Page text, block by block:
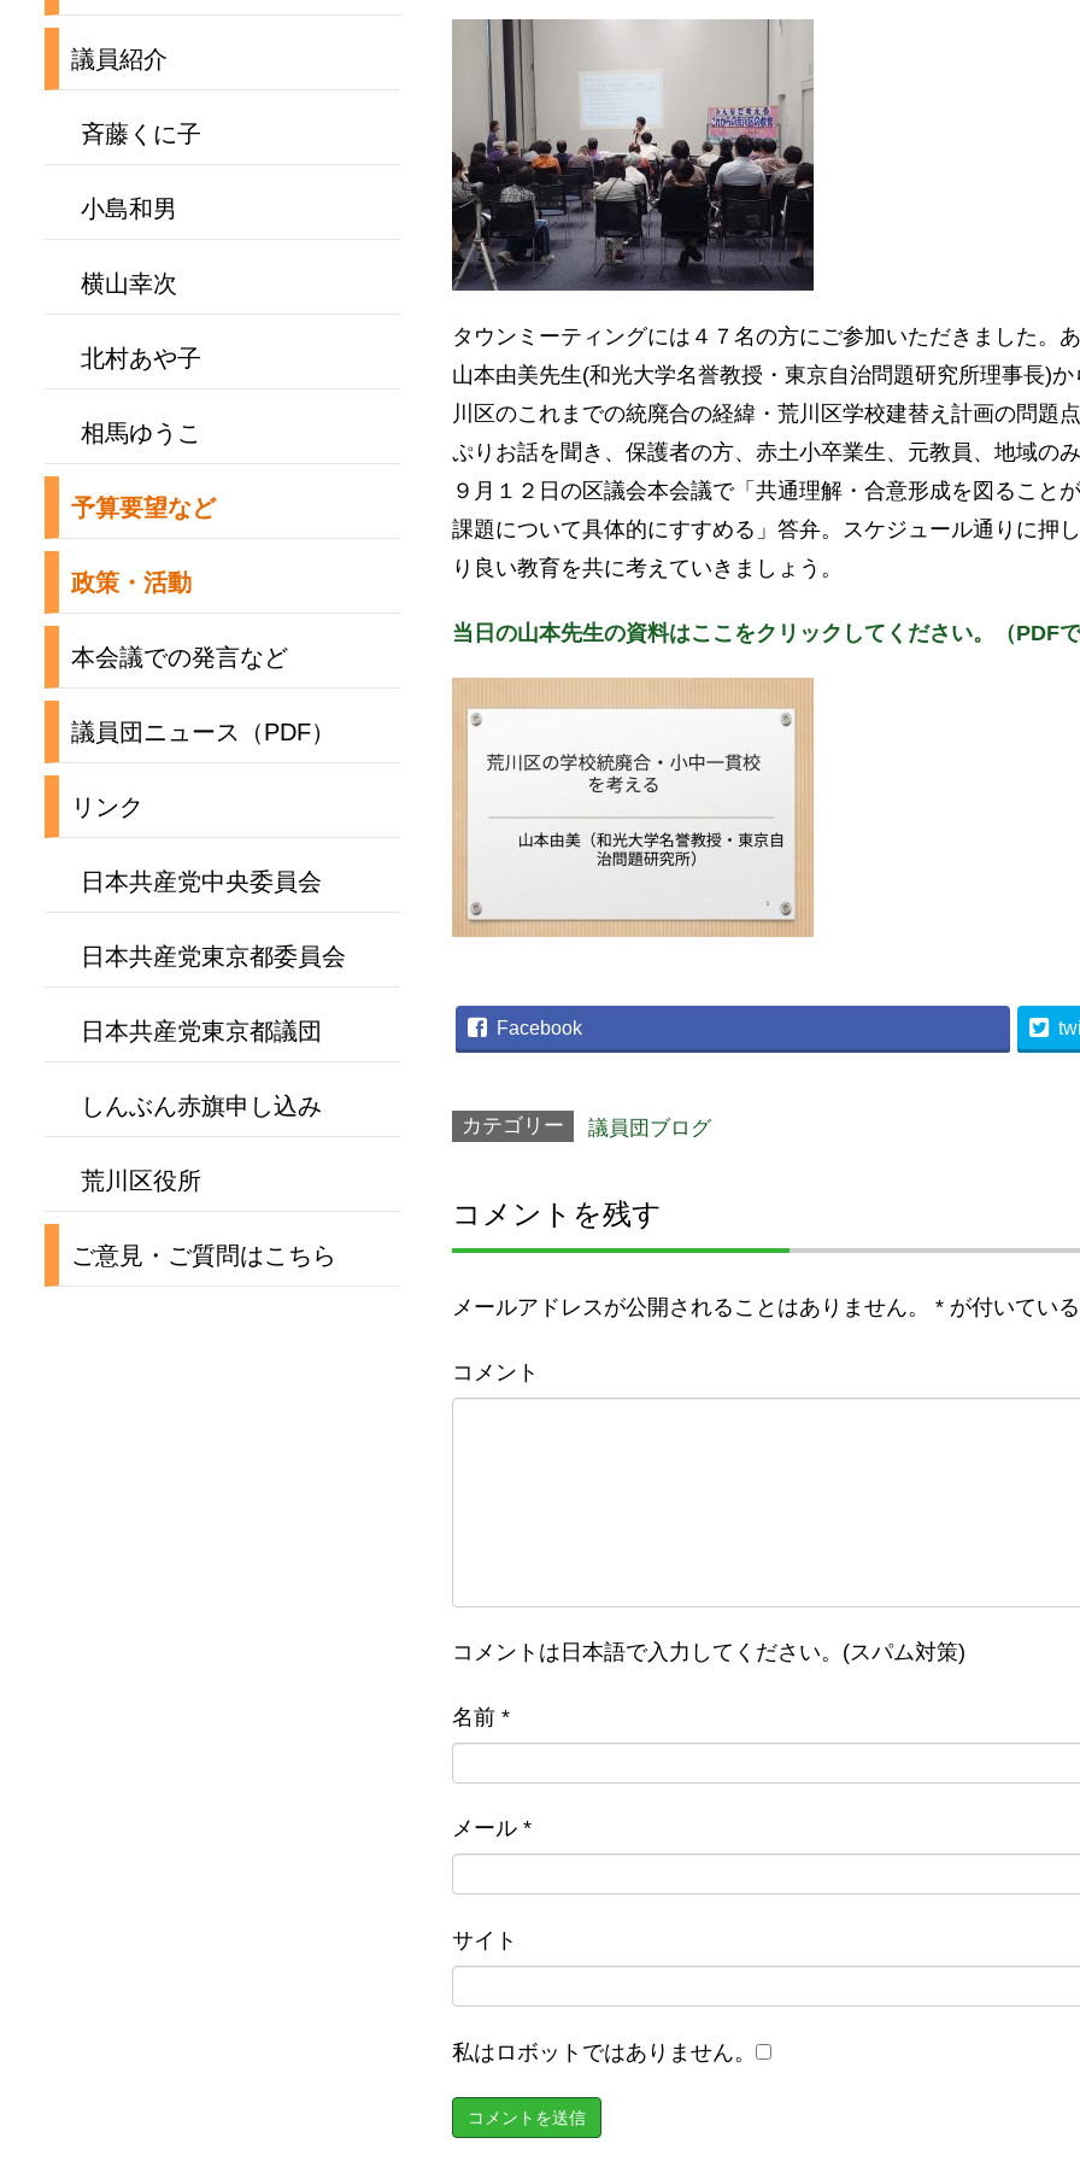
タウンミーティングには４７名の方にご参加いただきました。
山本由美先生(和光大学名誉教授・東京自治問題研究所理事長)
川区のこれまでの統廃合の経緯・荒川区学校建替え計画の問題
ぷりお話を聞き、保護者の方、赤土小卒業生、元教員、地域の
９月１２日の区議会本会議で「共通理解・合意形成を図ること
課題について具体的にすすめる」答弁。スケジュール通りに押
り良い教育を共に考えていきましょう。
当日の山本先生の資料はここをクリックしてください。（PDFで
Facebook
カテゴリー 議員団ブログ
コメントを残す
メールアドレスが公開されることはありません。 * が付いてい
コメント
コメントは日本語で入力してください。(スパム対策)
名前 *
メール *
サイト
私はロボットではありません。
議員紹介
斉藤くに子
小島和男
横山幸次
北村あや子
相馬ゆうこ
予算要望など
政策・活動
本会議での発言など
議員団ニュース（PDF）
リンク
日本共産党中央委員会
日本共産党東京都委員会
日本共産党東京都議団
しんぶん赤旗申し込み
荒川区役所
ご意見・ご質問はこちら